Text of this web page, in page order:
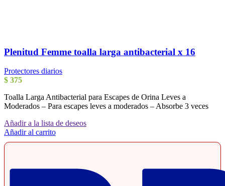
Plenitud Femme toalla larga antibacterial x 16
Protectores diarios
$ 375
Toalla Larga Antibacterial para Escapes de Orina Leves a
Moderados – Para escapes leves a moderados – Absorbe 3 veces
Añadir a la lista de deseos
Añadir al carrito